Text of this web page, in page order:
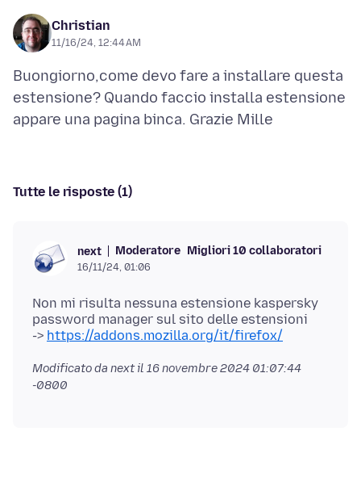
Christian
11/16/24, 12:44 AM
Buongiorno,come devo fare a installare questa
estensione? Quando faccio installa estensione
Tutte le risposte (1)
next Moderatore Migliori 10 collaboratori
16/11/24, 01:06
Non mi risulta nessuna estensione kaspersky
password manager sul sito delle estensioni
-> https://addons.mozilla.org/it/firefox/
Modificato da next il 16 novembre 2024 01:07:44
-0800